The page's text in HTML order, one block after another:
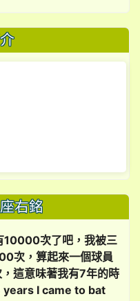
右銘
10000次了吧，我被三
次，算起來一個球員
這意味著我有7年的時
years I came to bat